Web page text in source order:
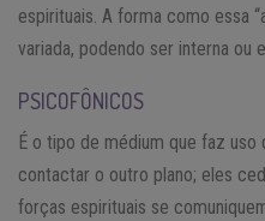
espirituais. A forma como essa
variada, podendo ser interna ou
PSICOFÔNICOS
É o tipo de médium que faz
contactar o outro plano; eles
forças espirituais se